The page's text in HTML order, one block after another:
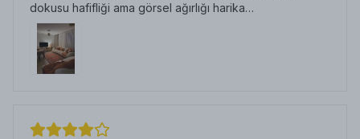
dokusu hafifliği ama görsel ağırlığı harika…